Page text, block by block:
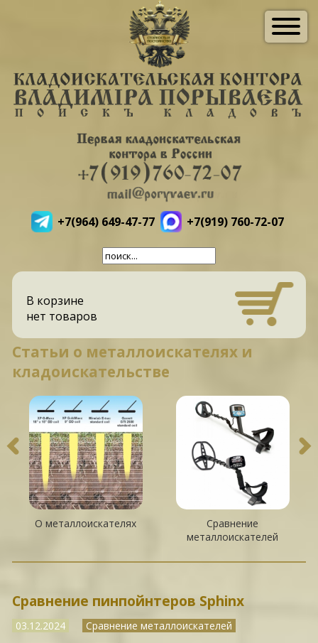
+7(964) 649-47-77 +7(919) 760-72-07
В корзине
нет товаров
Статьи о металлоискателях и
кладоискательстве
О металлоискателях
Сравнение
металлоискателей
Сравнение пинпойнтеров Sphinx
03.12.2024 Сравнение металлоискателей